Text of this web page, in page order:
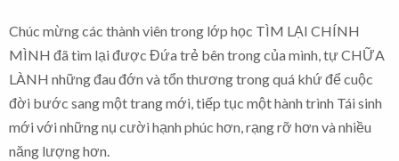
Chúc mừng các thành viên trong lớp học TÌM LẠI CHÍNH
MÌNH đã tìm lại được Đứa trẻ bên trong của mình, tự CHỮA
LÀNH những đau đớn và tổn thương trong quá khứ để cuộc
đời bước sang một trang mới, tiếp tục một hành trình Tái sinh
mới với những nụ cười hạnh phúc hơn, rạng rỡ hơn và nhiều
năng lượng hơn.